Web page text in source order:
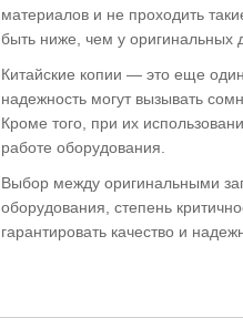
материалов и не проходить
быть ниже, чем у оригинальных
Китайские копии — это еще
надежность могут вызывать
Кроме того, при их
работе оборудования.
Выбор между оригинальными
оборудования, степень
гарантировать качество и